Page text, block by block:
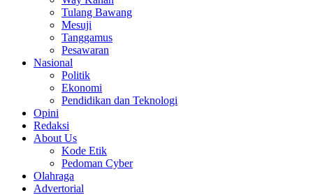
Tulang Bawang
Mesuji
Tanggamus
Pesawaran
Nasional
Politik
Ekonomi
Pendidikan dan Teknologi
Opini
Redaksi
About Us
Kode Etik
Pedoman Cyber
Olahraga
Advertorial